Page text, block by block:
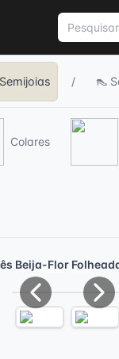
/ 👠
Colares
Beija-Flor
Previous Next